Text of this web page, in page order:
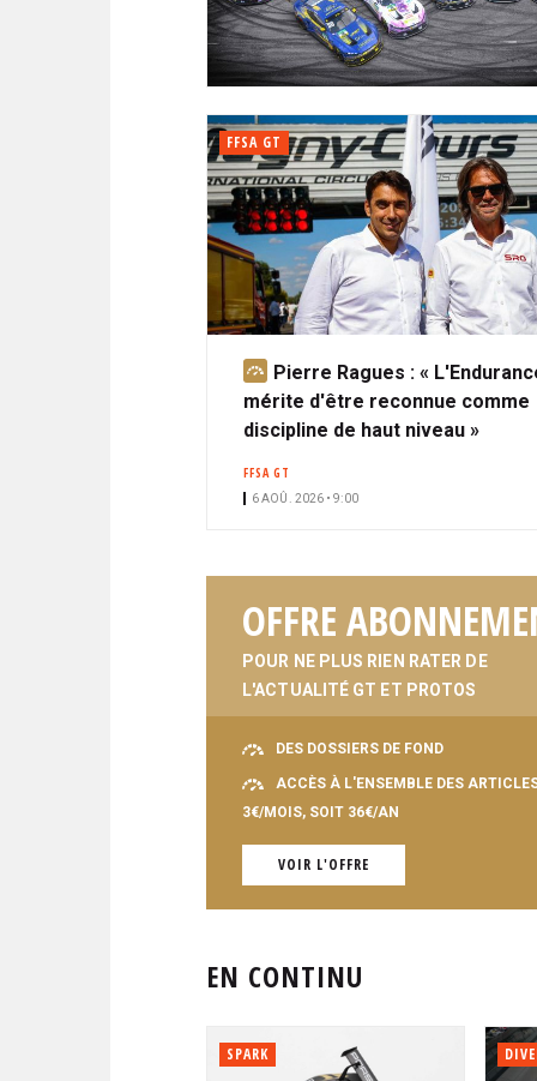
C
P
A
L
E
A
N
FFSA GT
A
b
o
Pierre Ragues : «
mérite d'être reconnue comme
discipline de haut niveau »
FFSA GT
6 AOÛ. 2026 • 9:00
OFFRE
POUR NE PLUS RIEN RATER DE
L'ACTUALITÉ GT ET PROTOS
DES DOSSIERS DE FOND
ACCÈS À L'ENSEMBLE DES
3€/MOIS, SOIT 36€/AN
VOIR L'OFFRE
EN CONTINU
SPARK